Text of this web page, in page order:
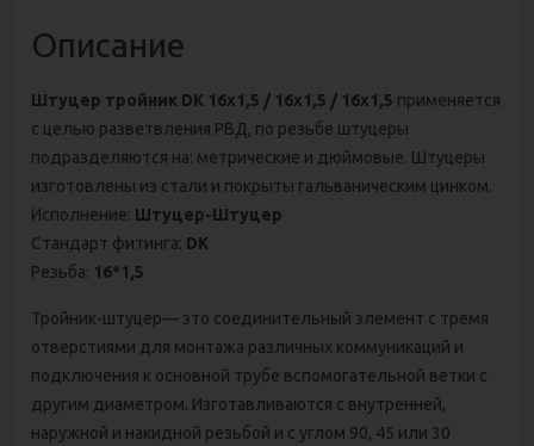
Описание
Штуцер тройник DK 16х1,5 / 16х1,5 / 16х1,5 применяется
с целью разветвления РВД, по резьбе штуцеры
подразделяются на: метрические и дюймовые. Штуцеры
изготовлены из стали и покрыты гальваническим цинком.
Исполнение: Штуцер-Штуцер
Стандарт фитинга: DK
Резьба: 16*1,5
Тройник-штуцер— это соединительный элемент с тремя
отверстиями для монтажа различных коммуникаций и
подключения к основной трубе вспомогательной ветки с
другим диаметром. Изготавливаются с внутренней,
наружной и накидной резьбой и с углом 90, 45 или 30